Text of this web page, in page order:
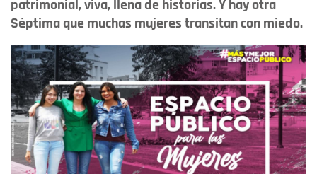
patrimonial, viva, llena de historias. Y hay otra
Séptima que muchas mujeres transitan con miedo.